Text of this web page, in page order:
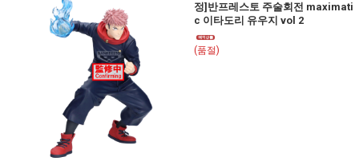
정]반프레스토 주술회전 maximati
c 이타도리 유우지 vol 2
(품절)